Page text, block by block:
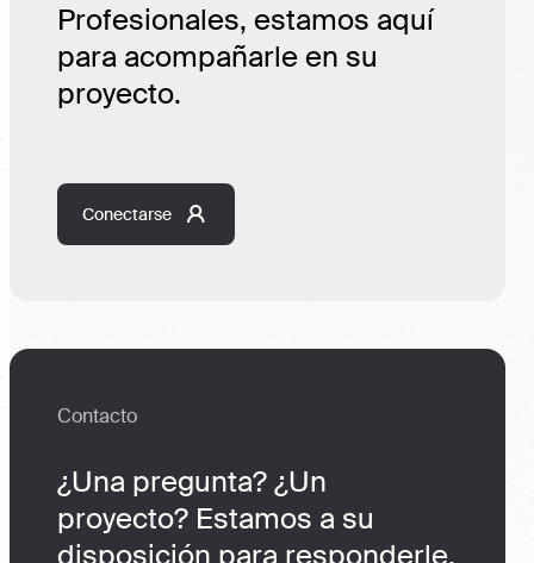
Profesionales, estamos aquí
para acompañarle en su
proyecto.
Conectarse
Contacto
¿Una pregunta? ¿Un
proyecto? Estamos a su